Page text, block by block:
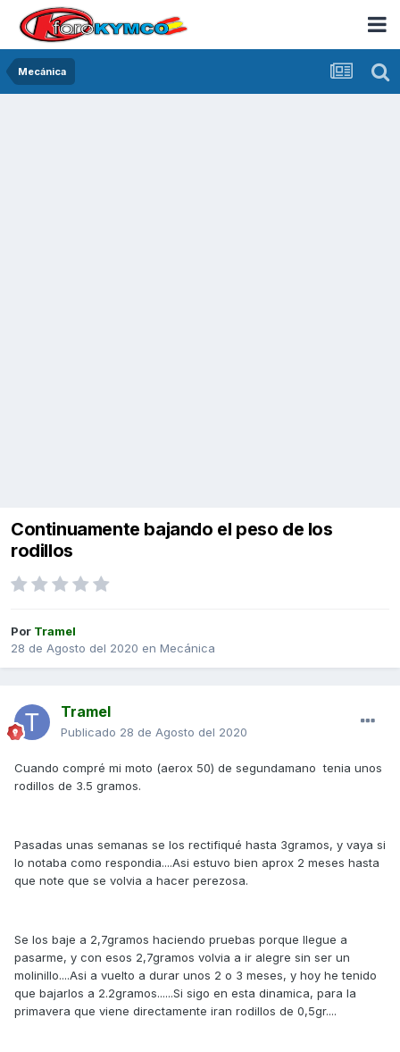
Mecánica
Continuamente bajando el peso de los
rodillos
Por Tramel
28 de Agosto del 2020 en Mecánica
Tramel
Publicado 28 de Agosto del 2020
Cuando compré mi moto (aerox 50) de segundamano tenia unos
rodillos de 3.5 gramos.
Pasadas unas semanas se los rectifiqué hasta 3gramos, y vaya si
lo notaba como respondia....Asi estuvo bien aprox 2 meses hasta
que note que se volvia a hacer perezosa.
Se los baje a 2,7gramos haciendo pruebas porque llegue a
pasarme, y con esos 2,7gramos volvia a ir alegre sin ser un
molinillo....Asi a vuelto a durar unos 2 o 3 meses, y hoy he tenido
que bajarlos a 2.2gramos......Si sigo en esta dinamica, para la
primavera que viene directamente iran rodillos de 0,5gr....